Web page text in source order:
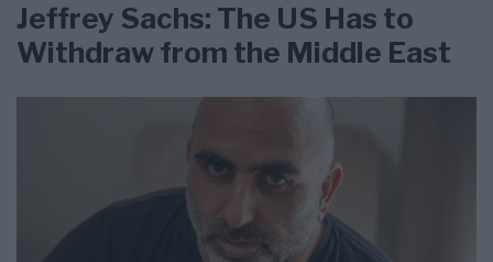
Jeffrey Sachs: The US Has to
Withdraw from the Middle East